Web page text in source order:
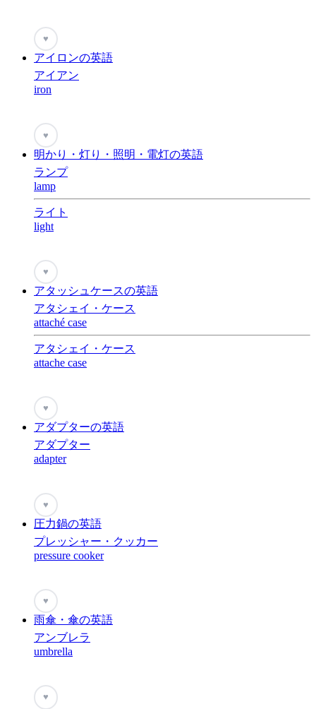
♥
アイロンの英語
アイアン
iron
♥
明かり・灯り・照明・電灯の英語
ランプ
lamp
ライト
light
♥
アタッシュケースの英語
アタシェイ・ケース
attaché case
アタシェイ・ケース
attache case
♥
アダプターの英語
アダプター
adapter
♥
圧力鍋の英語
プレッシャー・クッカー
pressure cooker
♥
雨傘・傘の英語
アンブレラ
umbrella
♥